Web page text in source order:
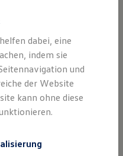
dabei, eine
indem sie
und
der Website
kann ohne diese